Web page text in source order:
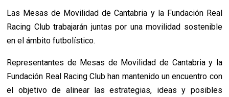
Las Mesas de Movilidad de Cantabria y la Fundación Real
Racing Club trabajarán juntas por una movilidad sostenible
en el ámbito futbolístico.
Representantes de Mesas de Movilidad de Cantabria y la
Fundación Real Racing Club han mantenido un encuentro con
el objetivo de alinear las estrategias, ideas y posibles